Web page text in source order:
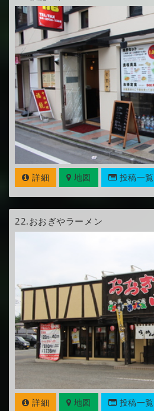
詳細 地図 投稿一覧
22.おおぎやラーメン
詳細 地図 投稿一覧